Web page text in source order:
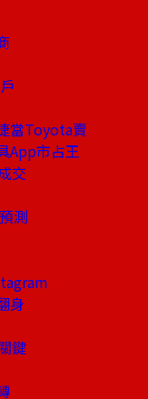
當Toyota賣
App市占王
交
測
身
鍵